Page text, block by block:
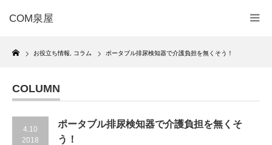
COM泉屋
Home
お役立ち情報 コラム ポータブル排尿検知器で介護負担を無くそう！
COLUMN
4.10
2018
ポータブル排尿検知器で介護負担を無くそ
う！